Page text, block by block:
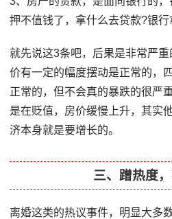
押不值钱了，拿什么去贷款?银
就先说这3条吧，后果是非常严
价有一定的幅度摆动是正常的，
正常的，但不会真的暴跌的很严
是在贬值，房价缓慢上升，其实
济本身就是要增长的。
三、蹭热度
离婚这类的热议事件，明显大多